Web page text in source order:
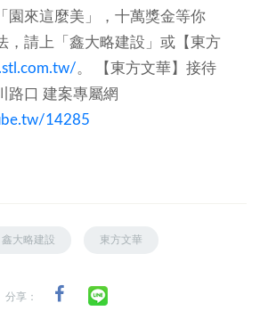
園來這麼美」，十萬獎金等你
，請上「鑫大略建設」或【東方
。
【東方文華】接待
路口 建案專屬網
14285
鑫大略建設 東方文華
分享：